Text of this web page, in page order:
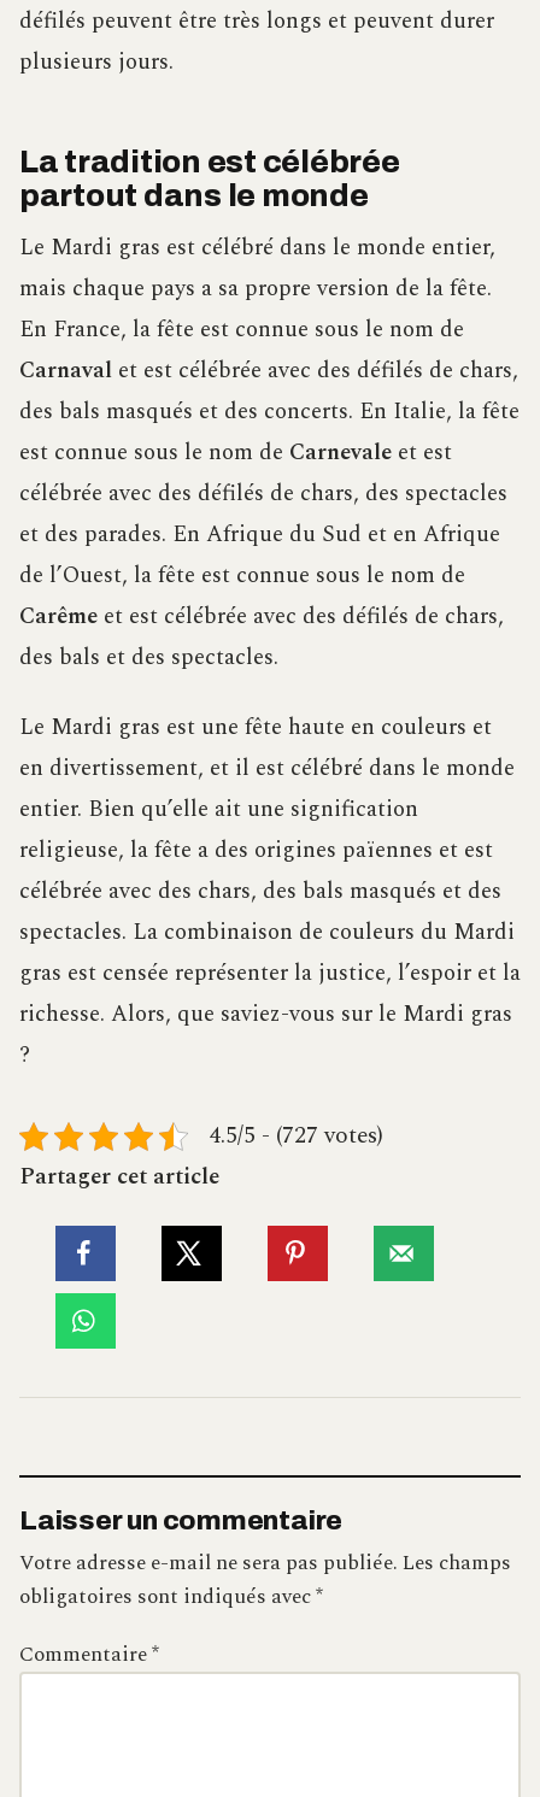
défilés peuvent être très longs et peuvent durer
plusieurs jours.
La tradition est célébrée
partout dans le monde
Le Mardi gras est célébré dans le monde entier,
mais chaque pays a sa propre version de la fête.
En France, la fête est connue sous le nom de
Carnaval et est célébrée avec des défilés de chars,
des bals masqués et des concerts. En Italie, la fête
est connue sous le nom de Carnevale et est
célébrée avec des défilés de chars, des spectacles
et des parades. En Afrique du Sud et en Afrique
de l’Ouest, la fête est connue sous le nom de
Carême et est célébrée avec des défilés de chars,
des bals et des spectacles.
Le Mardi gras est une fête haute en couleurs et
en divertissement, et il est célébré dans le monde
entier. Bien qu’elle ait une signification
religieuse, la fête a des origines païennes et est
célébrée avec des chars, des bals masqués et des
spectacles. La combinaison de couleurs du Mardi
gras est censée représenter la justice, l’espoir et la
richesse. Alors, que saviez-vous sur le Mardi gras
?
4.5/5 - (727 votes)
Partager cet article
Laisser un commentaire
Votre adresse e-mail ne sera pas publiée.Les champs
obligatoires sont indiqués avec*
Commentaire*